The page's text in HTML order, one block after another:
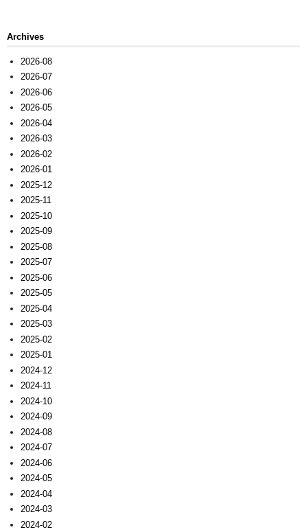
Archives
2026-08
2026-07
2026-06
2026-05
2026-04
2026-03
2026-02
2026-01
2025-12
2025-11
2025-10
2025-09
2025-08
2025-07
2025-06
2025-05
2025-04
2025-03
2025-02
2025-01
2024-12
2024-11
2024-10
2024-09
2024-08
2024-07
2024-06
2024-05
2024-04
2024-03
2024-02